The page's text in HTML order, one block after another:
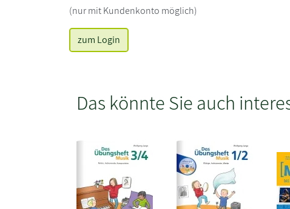
(nur mit Kundenkonto möglich)
zum Login
Das könnte Sie auch